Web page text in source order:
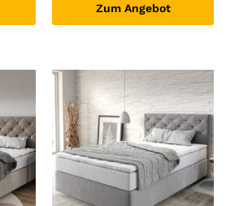
Zum Angebot